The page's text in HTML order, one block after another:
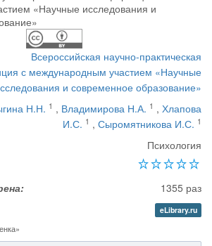
Всероссийская научно-практическая
с международным участием «Научные
и современное образование»
Н.Н. 1 , Владимирова Н.А. 1 , Хлапова
И.С. 1 , Сыромятникова И.С. 1
Психология
1355 раз
eLibrary.ru